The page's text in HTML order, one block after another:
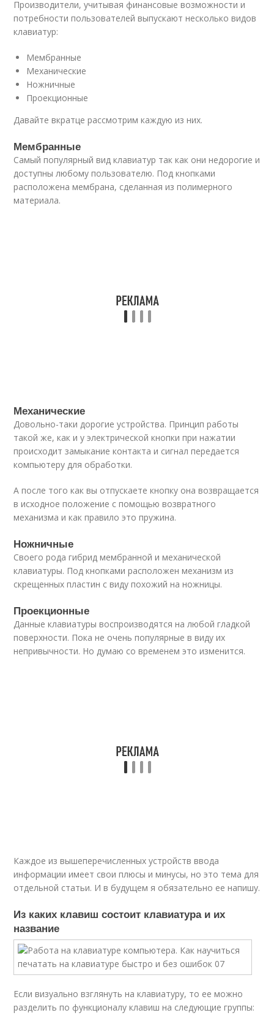
Производители, учитывая финансовые возможности и
потребности пользователей выпускают несколько видов
клавиатур:
Мембранные
Механические
Ножничные
Проекционные
Давайте вкратце рассмотрим каждую из них.
Мембранные
Самый популярный вид клавиатур так как они недорогие и
доступны любому пользователю. Под кнопками
расположена мембрана, сделанная из полимерного
материала.
Механические
Довольно-таки дорогие устройства. Принцип работы
такой же, как и у электрической кнопки при нажатии
происходит замыкание контакта и сигнал передается
компьютеру для обработки.
А после того как вы отпускаете кнопку она возвращается
в исходное положение с помощью возвратного
механизма и как правило это пружина.
Ножничные
Своего рода гибрид мембранной и механической
клавиатуры. Под кнопками расположен механизм из
скрещенных пластин с виду похожий на ножницы.
Проекционные
Данные клавиатуры воспроизводятся на любой гладкой
поверхности. Пока не очень популярные в виду их
непривычности. Но думаю со временем это изменится.
Каждое из вышеперечисленных устройств ввода
информации имеет свои плюсы и минусы, но это тема для
отдельной статьи. И в будущем я обязательно ее напишу.
Из каких клавиш состоит клавиатура и их
название
Если визуально взглянуть на клавиатуру, то ее можно
разделить по функционалу клавиш на следующие группы: